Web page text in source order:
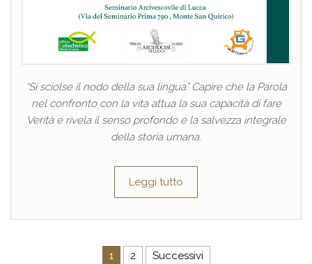
“Si sciolse il nodo della sua lingua” Capire che la Parola
nel confronto con la vita attua la sua capacità di fare
Verità e rivela il senso profondo e la salvezza integrale
della storia umana.
Leggi tutto
Paginazione degli articoli
1 2 Successivi